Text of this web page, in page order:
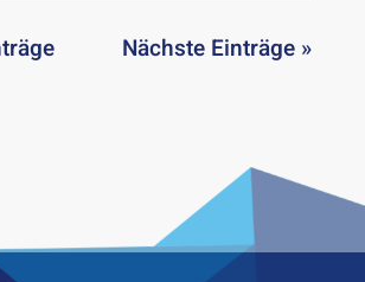
Nächste Einträge »